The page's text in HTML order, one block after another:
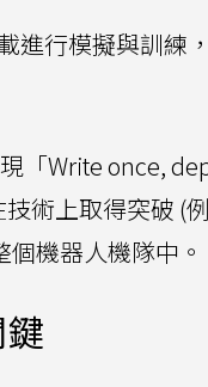
進行模擬與訓練
「Write once,
術上取得突破 (
機器人機隊中。